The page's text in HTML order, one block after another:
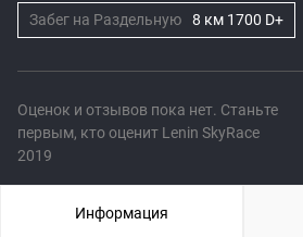
Оценок и отзывов пока нет. Станьте
первым, кто оценит Lenin SkyRace
2019
Забег на Раздельную 8 км 1700 D+
Информация